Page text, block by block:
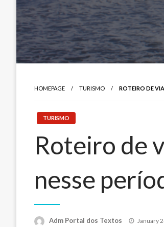
HOMEPAGE TURISMO ROTEIRO DE
TURISMO
Roteiro de
nesse
Adm Portal dos Textos
Posted
January